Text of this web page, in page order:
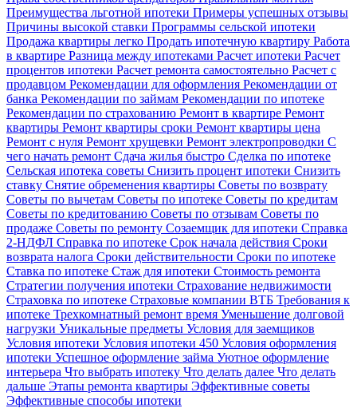
Преимущества льготной ипотеки Примеры успешных отзывы
Причины высокой ставки Программы сельской ипотеки
Продажа квартиры легко Продать ипотечную квартиру Работа
в квартире Разница между ипотеками Расчет ипотеки Расчет
процентов ипотеки Расчет ремонта самостоятельно Расчет с
продавцом Рекомендации для оформления Рекомендации от
банка Рекомендации по займам Рекомендации по ипотеке
Рекомендации по страхованию Ремонт в квартире Ремонт
квартиры Ремонт квартиры сроки Ремонт квартиры цена
Ремонт с нуля Ремонт хрущевки Ремонт электропроводки С
чего начать ремонт Сдача жилья быстро Сделка по ипотеке
Сельская ипотека советы Снизить процент ипотеки Снизить
ставку Снятие обременения квартиры Советы по возврату
Советы по вычетам Советы по ипотеке Советы по кредитам
Советы по кредитованию Советы по отзывам Советы по
продаже Советы по ремонту Созаемщик для ипотеки Справка
2-НДФЛ Справка по ипотеке Срок начала действия Сроки
возврата налога Сроки действительности Сроки по ипотеке
Ставка по ипотеке Стаж для ипотеки Стоимость ремонта
Стратегии получения ипотеки Страхование недвижимости
Страховка по ипотеке Страховые компании ВТБ Требования к
ипотеке Трехкомнатный ремонт время Уменьшение долговой
нагрузки Уникальные предметы Условия для заемщиков
Условия ипотеки Условия ипотеки 450 Условия оформления
ипотеки Успешное оформление займа Уютное оформление
интерьера Что выбрать ипотеку Что делать далее Что делать
дальше Этапы ремонта квартиры Эффективные советы
Эффективные способы ипотеки